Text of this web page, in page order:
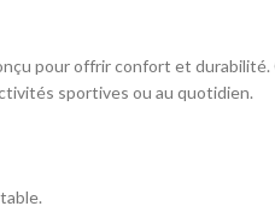
pour offrir confort et
sportives ou au quotidien.